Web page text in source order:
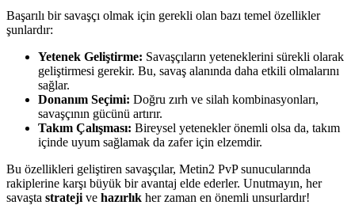
Başarılı bir savaşçı olmak için gerekli olan bazı temel özellikler
şunlardır:
Yetenek Geliştirme: Savaşçıların yeteneklerini sürekli olarak
geliştirmesi gerekir. Bu, savaş alanında daha etkili olmalarını
sağlar.
Donanım Seçimi: Doğru zırh ve silah kombinasyonları,
savaşçının gücünü artırır.
Takım Çalışması: Bireysel yetenekler önemli olsa da, takım
içinde uyum sağlamak da zafer için elzemdir.
Bu özellikleri geliştiren savaşçılar, Metin2 PvP sunucularında
rakiplerine karşı büyük bir avantaj elde ederler. Unutmayın, her
savaşta strateji ve hazırlık her zaman en önemli unsurlardır!